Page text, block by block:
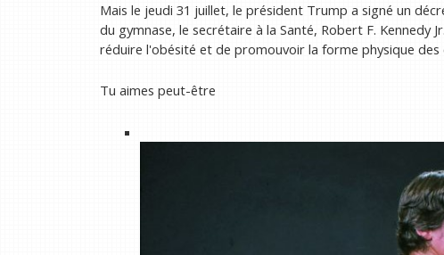
Mais le jeudi 31 juillet, le président Trump a signé un
du gymnase, le secrétaire à la Santé, Robert F. Kennedy
réduire l'obésité et de promouvoir la forme physique des
Tu aimes peut-être